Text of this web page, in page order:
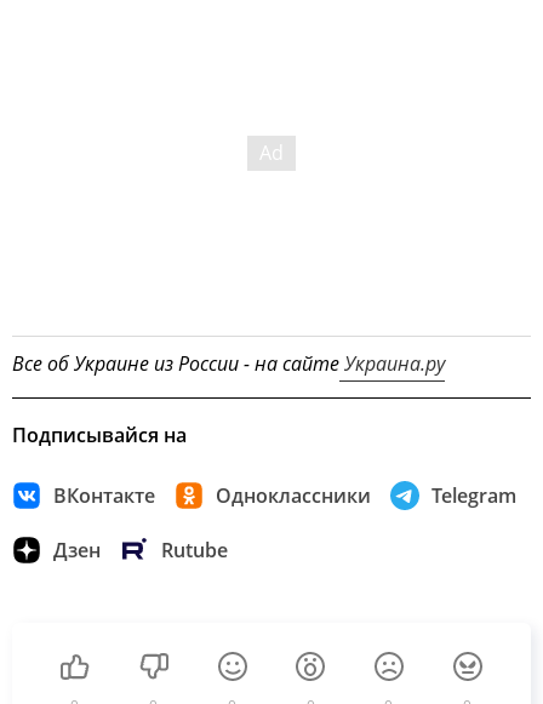
Все об Украине из России - на сайтеУкраина.ру
Подписывайся на
ВКонтакте Одноклассники Telegram
Дзен Rutube